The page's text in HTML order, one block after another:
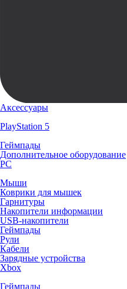
Аксессуары
PlayStation 5
Геймпады
Дополнительное оборудование
PC
Мыши
Коврики для мышек
Гарнитуры
Накопители информации
USB-накопители
Геймпады
Рули
Кабели
Зарядные устройства
Xbox
Геймпады